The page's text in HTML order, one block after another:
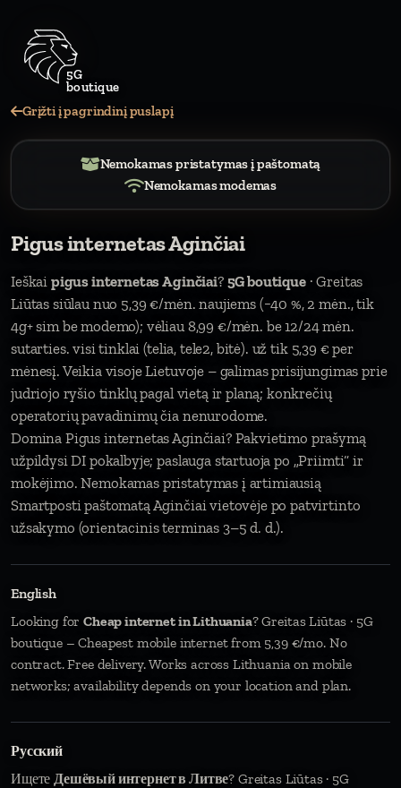
5G
bouti
Grįžti į pagrindinį puslapį
Nemokamas pristatymas į paštomatą
Nemokamas modemas
Pigus internetas Aginčiai
Ieškai pigus internetas Aginčiai? 5G boutique· Greitas
Liūtas siūlau nuo 5,39 €/mėn. naujiems (−40 %, 2 mėn., tik
4g+ sim be modemo); vėliau 8,99 €/mėn. be 12/24 mėn.
sutarties. visi tinklai (telia, tele2, bitė). už tik 5,39 € per
mėnesį. Veikia visoje Lietuvoje – galimas prisijungimas prie
judriojo ryšio tinklų pagal vietą ir planą; konkrečių
operatorių pavadinimų čia nenurodome.
Domina Pigus internetas Aginčiai? Pakvietimo prašymą
užpildysi DI pokalbyje; paslauga startuoja po „Priimti“ ir
mokėjimo. Nemokamas pristatymas į artimiausią
Smartposti paštomatą Aginčiai vietovėje po patvirtinto
užsakymo (orientacinis terminas 3–5 d. d.).
English
Looking forCheap internet in Lithuania? Greitas Liūtas · 5G
boutique – Cheapest mobile internet from 5,39 €/mo. No
contract. Free delivery. Works across Lithuania on mobile
networks; availability depends on your location and plan.
Русский
ИщетеДешёвый интернет в Литве? Greitas Liūtas · 5G